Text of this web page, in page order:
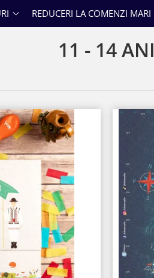
REDUCERI LA COMENZI MARI
11 - 14 ANI